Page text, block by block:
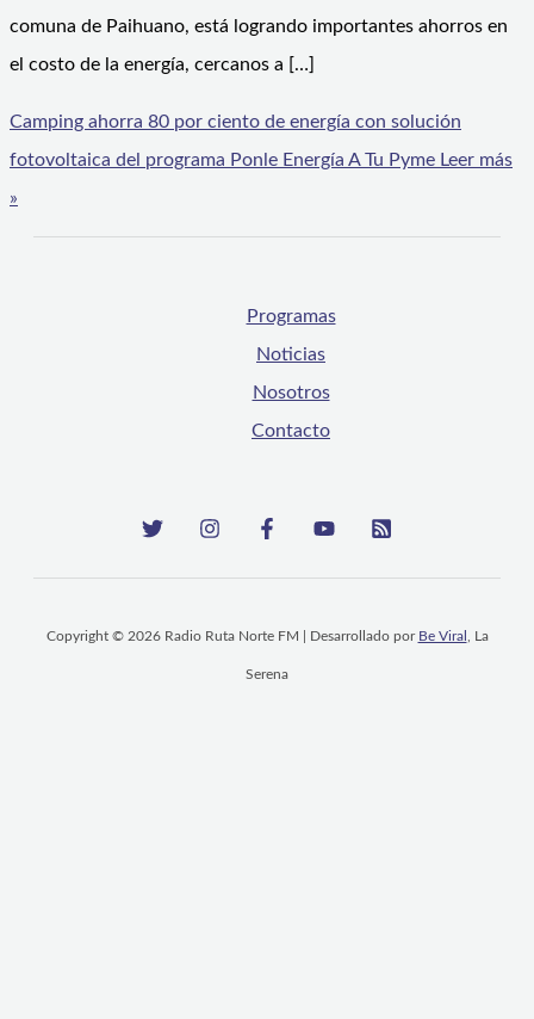
comuna de Paihuano, está logrando importantes ahorros en
el costo de la energía, cercanos a […]
Camping ahorra 80 por ciento de energía con solución
fotovoltaica del programa Ponle Energía A Tu Pyme Leer más
»
Programas
Noticias
Nosotros
Contacto
Copyright © 2026 Radio Ruta Norte FM | Desarrollado por Be Viral , La
Serena